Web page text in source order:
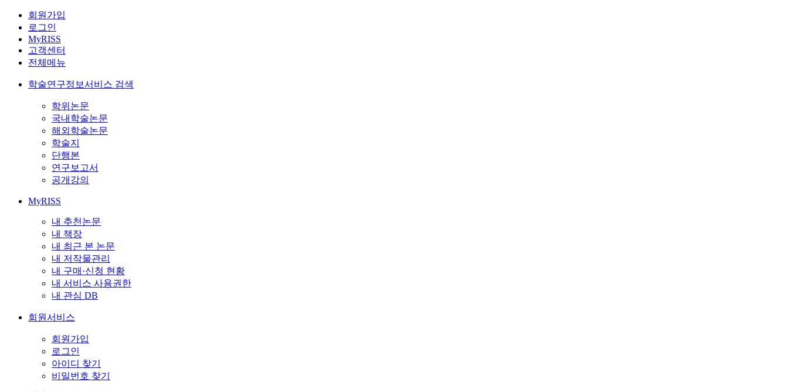
회원가입
로그인
MyRISS
고객센터
전체메뉴
학술연구정보서비스 검색
학위논문
국내학술논문
해외학술논문
학술지
단행본
연구보고서
공개강의
MyRISS
내 추천논문
내 책장
내 최근 본 논문
내 저작물관리
내 구매·신청 현황
내 서비스 사용권한
내 관심 DB
회원서비스
회원가입
로그인
아이디 찾기
비밀번호 찾기